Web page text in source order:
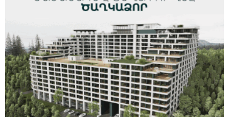
Если Израиль использует тему Геноцида
армян против Эрдогана, то что для него
значит сам Геноцид?
17:16:14 30-07-2026
ВТБ (Армения): вклад «Стабильный» — до
10% годовых и оформление в мобильном
приложении